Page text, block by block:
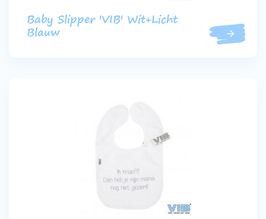
Baby Slipper 'VIB' Wit+Licht
Blauw